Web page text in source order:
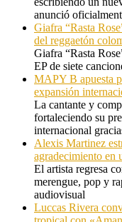
anunció
Giafra “Rasta
del reggaetón
Giafra “Rasta
EP de siete
MAPY B apuesta
expansión
La cantante y
fortaleciendo su
internacional
Alexis Martinez
agradecimiento en
El artista regresa
merengue, pop y
audiovisual
Luccas Rivera